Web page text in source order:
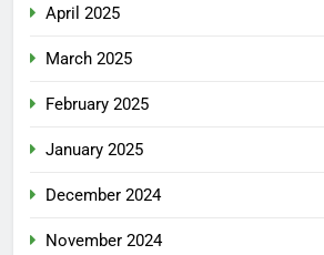
April 2025
March 2025
February 2025
January 2025
December 2024
November 2024